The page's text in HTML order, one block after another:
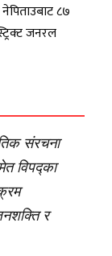
८७
जनरल
संरचना
विपद्का
र